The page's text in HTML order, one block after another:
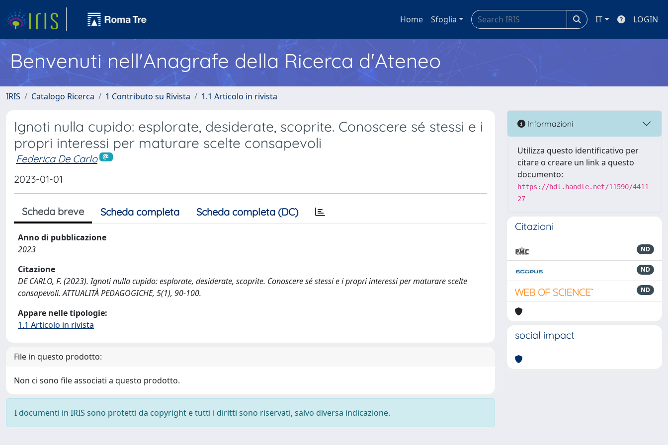
Home Sfoglia IT LOGIN
Benvenuti nell'Anagrafe della Ricerca d'Ateneo
IRIS Catalogo Ricerca 1 Contributo su Rivista 1.1 Articolo in rivista
Ignoti nulla cupido: esplorate, desiderate, scoprite. Conoscere sé stessi e i
propri interessi per maturare scelte consapevoli
Federica De Carlo
2023-01-01
Scheda breve Scheda completa Scheda completa (DC)
Anno di pubblicazione
2023
Citazione
DE CARLO, F. (2023). Ignoti nulla cupido: esplorate, desiderate, scoprite. Conoscere sé stessi e i propri interessi per maturare scelte
consapevoli. ATTUALITÀ PEDAGOGICHE, 5(1), 90-100.
Appare nelle tipologie:
1.1 Articolo in rivista
File in questo prodotto:
Non ci sono file associati a questo prodotto.
I documenti in IRIS sono protetti da copyright e tutti i diritti sono riservati, salvo diversa indicazione.
Informazioni
Utilizza questo identificativo per
citare o creare un link a questo
documento:
https://hdl.handle.net/11590/4411
27
Citazioni
ND
ND
ND
social impact